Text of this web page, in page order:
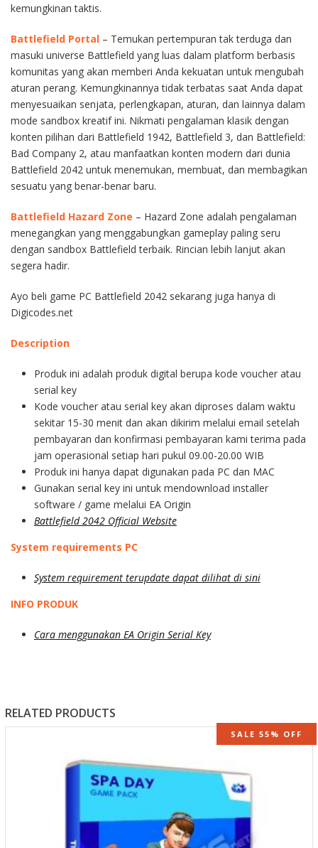
kemungkinan taktis.
Battlefield Portal – Temukan pertempuran tak terduga dan
masuki universe Battlefield yang luas dalam platform berbasis
komunitas yang akan memberi Anda kekuatan untuk mengubah
aturan perang. Kemungkinannya tidak terbatas saat Anda dapat
menyesuaikan senjata, perlengkapan, aturan, dan lainnya dalam
mode sandbox kreatif ini. Nikmati pengalaman klasik dengan
konten pilihan dari Battlefield 1942, Battlefield 3, dan Battlefield:
Bad Company 2, atau manfaatkan konten modern dari dunia
Battlefield 2042 untuk menemukan, membuat, dan membagikan
sesuatu yang benar-benar baru.
Battlefield Hazard Zone – Hazard Zone adalah pengalaman
menegangkan yang menggabungkan gameplay paling seru
dengan sandbox Battlefield terbaik. Rincian lebih lanjut akan
segera hadir.
Ayo beli game PC Battlefield 2042 sekarang juga hanya di
Digicodes.net
Description
Produk ini adalah produk digital berupa kode voucher atau
serial key
Kode voucher atau serial key akan diproses dalam waktu
sekitar 15-30 menit dan akan dikirim melalui email setelah
pembayaran dan konfirmasi pembayaran kami terima pada
jam operasional setiap hari pukul 09.00-20.00 WIB
Produk ini hanya dapat digunakan pada PC dan MAC
Gunakan serial key ini untuk mendownload installer
software / game melalui EA Origin
Battlefield 2042 Official Website
System requirements PC
System requirement terupdate dapat dilihat di sini
INFO PRODUK
Cara menggunakan EA Origin Serial Key
RELATED PRODUCTS
SALE 55% OFF